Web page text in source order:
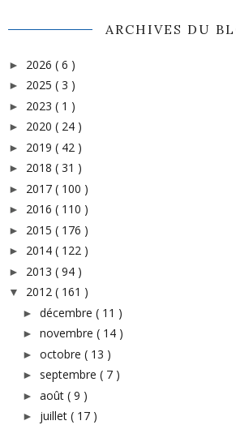
ARCHIVES DU
► 2026 ( 6 )
► 2025 ( 3 )
► 2023 ( 1 )
► 2020 ( 24 )
► 2019 ( 42 )
► 2018 ( 31 )
► 2017 ( 100 )
► 2016 ( 110 )
► 2015 ( 176 )
► 2014 ( 122 )
► 2013 ( 94 )
▼ 2012 ( 161 )
► décembre ( 11 )
► novembre ( 14 )
► octobre ( 13 )
► septembre ( 7 )
► août ( 9 )
► juillet ( 17 )